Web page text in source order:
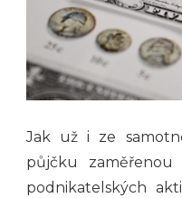
Jak už i ze
půjčku
podnikatelských